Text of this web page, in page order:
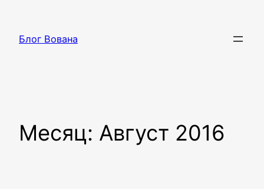
содержимому
Блог Вована
Месяц: Август 2016